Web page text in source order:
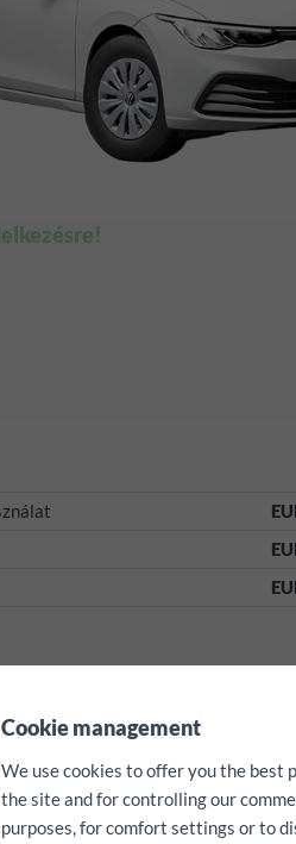
Cookie management
We use cookies to offer you the best
the site and for controlling our
purposes, for comfort settings or to